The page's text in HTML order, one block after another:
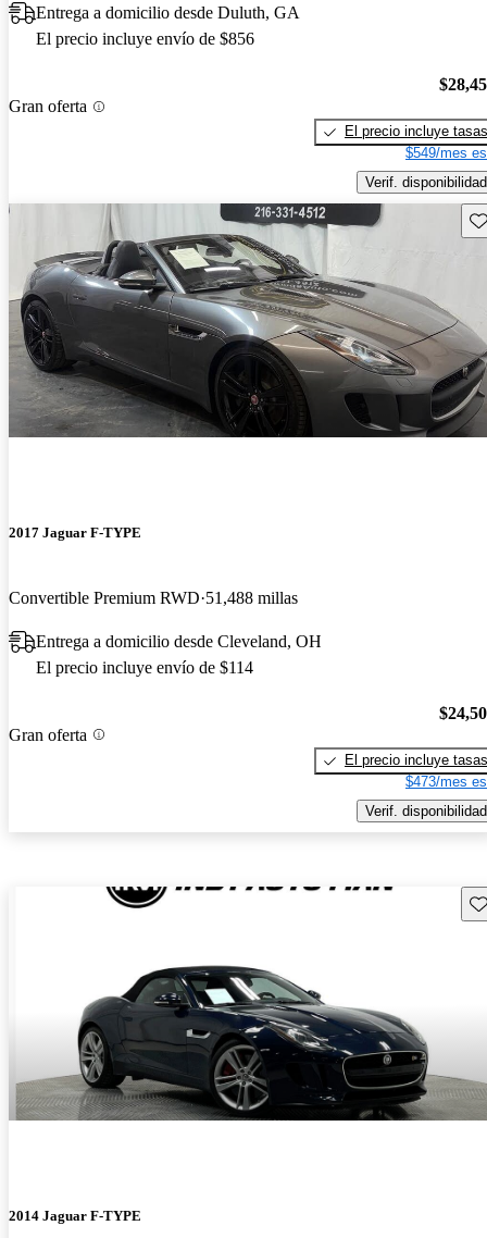
Entrega a domicilio desde Duluth, GA
El precio incluye envío de $856
Gran oferta
El precio incluye tasas
$549/mes
Verif. disponibilidad
2017 Jaguar F-TYPE
Convertible Premium RWD 51,488 millas
Entrega a domicilio desde Cleveland, OH
El precio incluye envío de $114
Gran oferta
El precio incluye tasas
$473/mes
Verif. disponibilidad
2014 Jaguar F-TYPE